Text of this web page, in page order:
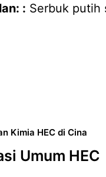
: Serbuk putih
Kimia HEC di Cina
Umum HEC